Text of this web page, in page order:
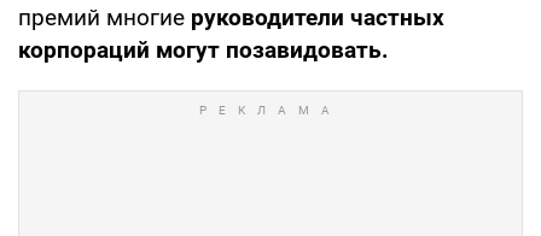
премий многие руководители частных
корпораций могут позавидовать.